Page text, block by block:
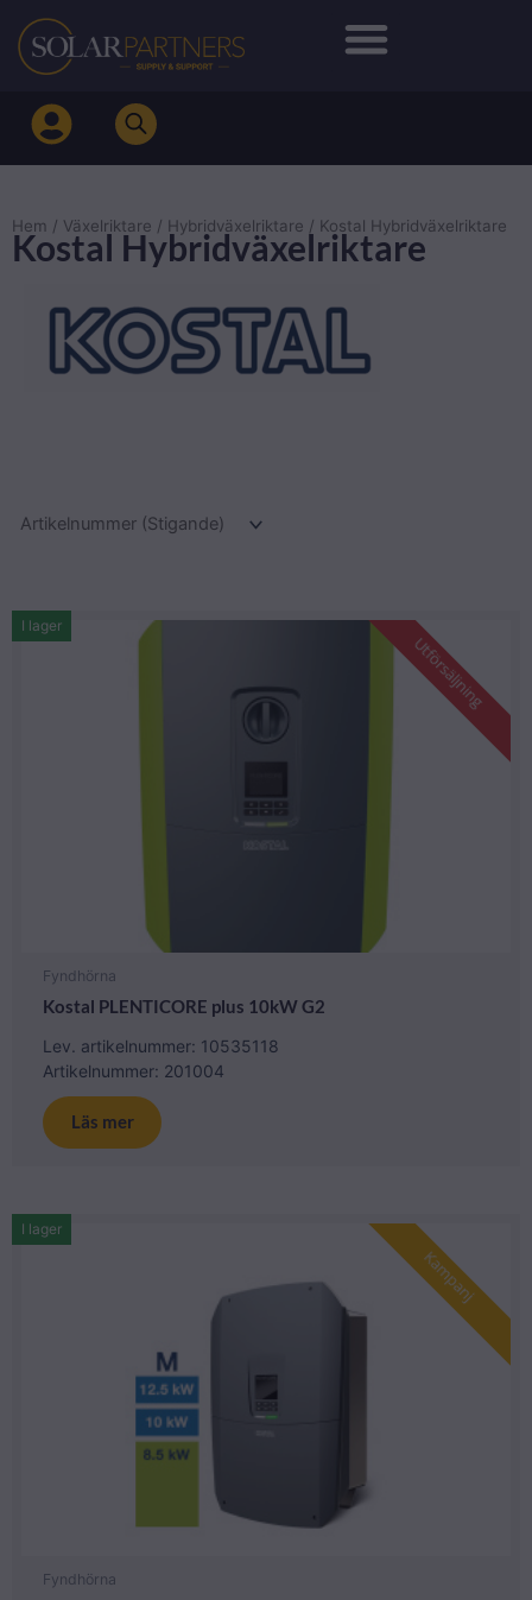
Hoppa
innehåll
Hem / Växelriktare / Hybridväxelriktare / Kostal Hybridväxelriktare
Kostal Hybridväxelriktare
Utförsäljning
Fyndhörna
Kostal PLENTICORE plus 10kW G2
Lev. artikelnummer: 10535118
Artikelnummer: 201004
I lager
Läs mer
Kampanj
Fyndhörna
I lager